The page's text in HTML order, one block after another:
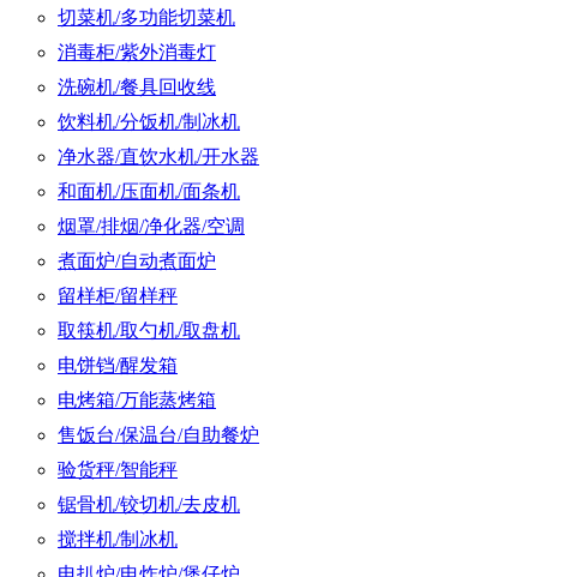
切菜机/多功能切菜机
消毒柜/紫外消毒灯
洗碗机/餐具回收线
饮料机/分饭机/制冰机
净水器/直饮水机/开水器
和面机/压面机/面条机
烟罩/排烟/净化器/空调
煮面炉/自动煮面炉
留样柜/留样秤
取筷机/取勺机/取盘机
电饼铛/醒发箱
电烤箱/万能蒸烤箱
售饭台/保温台/自助餐炉
验货秤/智能秤
锯骨机/铰切机/去皮机
搅拌机/制冰机